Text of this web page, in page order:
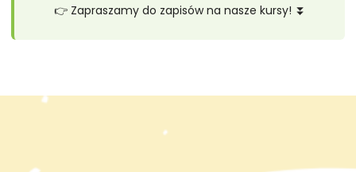
👉 Zapraszamy do zapisów na nasze kursy! ⏬